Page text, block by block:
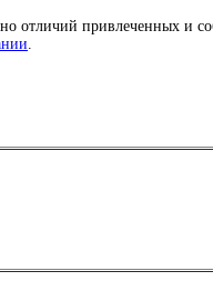
отличий привлеченных и